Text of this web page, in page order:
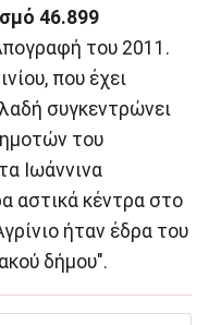
46.899
του 2011.
που έχει
συγκεντρώνει
του
Ιωάννινα
αστικά κέντρα στο
ήταν έδρα του
δήμου".